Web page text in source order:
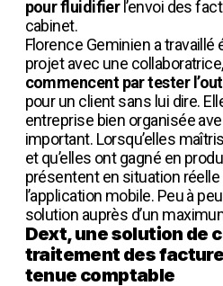
pour fluidifierl’envoi des
cabinet.
Florence Geminien a
projet avec une
commencent par tester
pour un client sans lui dire.
entreprise bien organisée
important. Lorsqu’elles
et qu’elles ont gagné en
présentent en situation
l’application mobile. Peu à
solution auprès d’un
Dext, une solution de
traitement des
tenue comptable